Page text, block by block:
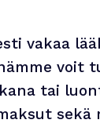
vakaa
voit
tai
sekä